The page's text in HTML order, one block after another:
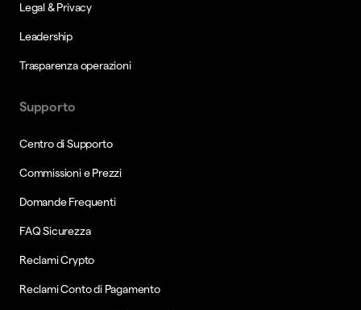
Legal & Privacy
Leadership
Trasparenza operazioni
Supporto
Centro di Supporto
Commissioni e Prezzi
Domande Frequenti
FAQ Sicurezza
Reclami Crypto
Reclami Conto di Pagamento